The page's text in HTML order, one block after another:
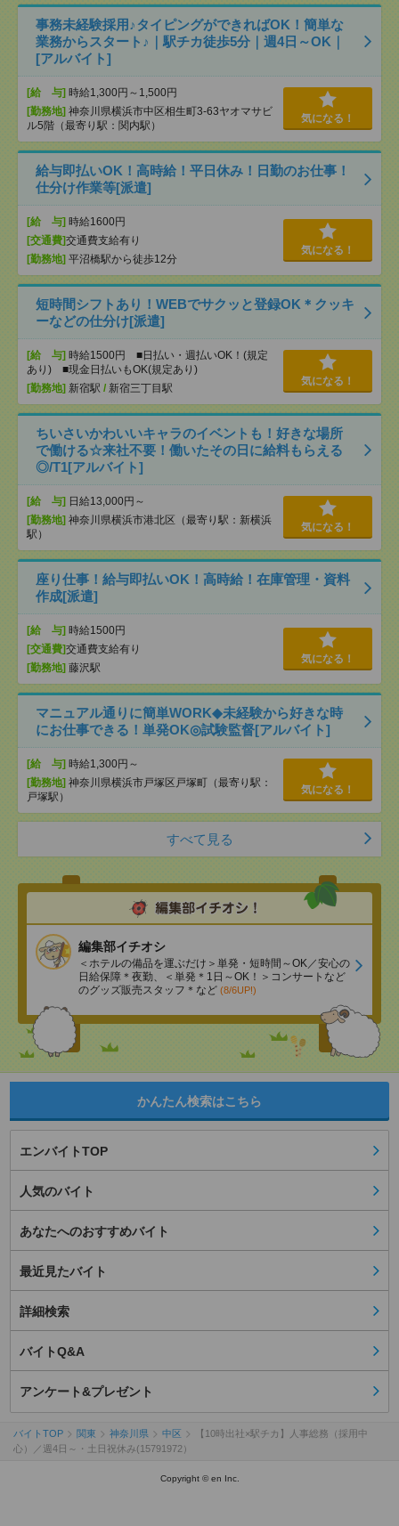
事務未経験採用♪タイピングができればOK！簡単な
業務からスタート♪｜駅チカ徒歩5分｜週4日～OK｜
[アルバイト]
[給 与] 時給1,300円～1,500円
[勤務地] 神奈川県横浜市中区相生町3-63ヤオマサビ
ル5階（最寄り駅：関内駅）
気になる！
給与即払いOK！高時給！平日休み！日勤のお仕事！
仕分け作業等[派遣]
[給 与] 時給1600円
[交通費]交通費支給有り
[勤務地] 平沼橋駅から徒歩12分
気になる！
短時間シフトあり！WEBでサクッと登録OK＊クッキ
ーなどの仕分け[派遣]
[給 与] 時給1500円 ■日払い・週払いOK！(規定
あり) ■現金日払いもOK(規定あり)
[勤務地] 新宿駅 / 新宿三丁目駅
気になる！
ちいさいかわいいキャラのイベントも！好きな場所
で働ける☆来社不要！働いたその日に給料もらえる
◎/T1[アルバイト]
[給 与] 日給13,000円～
[勤務地] 神奈川県横浜市港北区（最寄り駅：新横浜
駅）
気になる！
座り仕事！給与即払いOK！高時給！在庫管理・資料
作成[派遣]
[給 与] 時給1500円
[交通費]交通費支給有り
[勤務地] 藤沢駅
気になる！
マニュアル通りに簡単WORK◆未経験から好きな時
にお仕事できる！単発OK◎試験監督[アルバイト]
[給 与] 時給1,300円～
[勤務地] 神奈川県横浜市戸塚区戸塚町（最寄り駅：
戸塚駅）
気になる！
すべて見る
編集部イチオシ
＜ホテルの備品を運ぶだけ＞単発・短時間～OK／安心の
日給保障＊夜勤、＜単発＊1日～OK！＞コンサートなど
のグッズ販売スタッフ＊など (8/6UP!)
かんたん検索はこちら
エンバイトTOP
人気のバイト
あなたへのおすすめバイト
最近見たバイト
詳細検索
バイトQ&A
アンケート&プレゼント
バイトTOP 関東 神奈川県 中区
【10時出社×駅チカ】人事総務（採用中
心）／週4日～・土日祝休み(15791972）
Copyright © en Inc.